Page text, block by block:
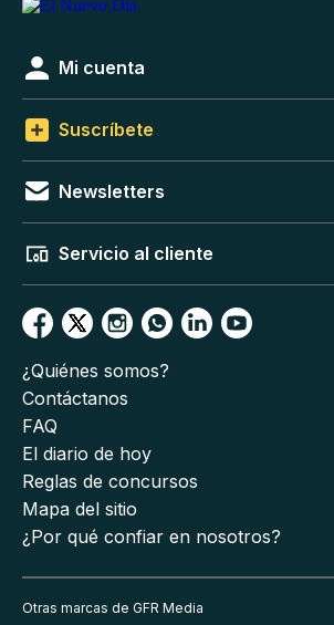
Mi cuenta
Suscríbete
Newsletters
Servicio al cliente
¿Quiénes somos?
Contáctanos
FAQ
El diario de hoy
Reglas de concursos
Mapa del sitio
¿Por qué confiar en nosotros?
Otras marcas de GFR Media